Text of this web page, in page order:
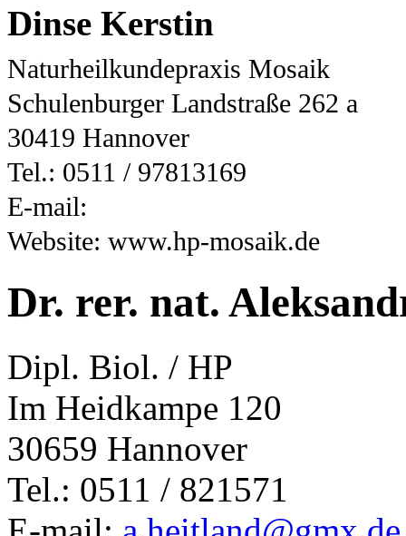
Dinse Kerstin
Naturheilkundepraxis Mosaik
Schulenburger Landstraße 262 a
30419 Hannover
Tel.: 0511 / 97813169
E-mail:
Website: www.hp-mosaik.de
Dr. rer. nat.
Dipl. Biol. / HP
Im Heidkampe 120
30659 Hannover
Tel.: 0511 / 821571